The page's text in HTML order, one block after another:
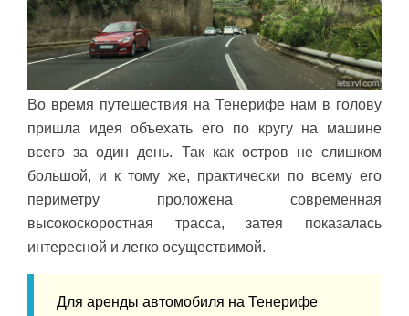
Во время путешествия на Тенерифе нам в голову
пришла идея объехать его по кругу на машине
всего за один день. Так как остров не слишком
большой, и к тому же, практически по всему его
периметру проложена современная
высокоскоростная трасса, затея показалась
интересной и легко осуществимой.
Для аренды автомобиля на Тенерифе